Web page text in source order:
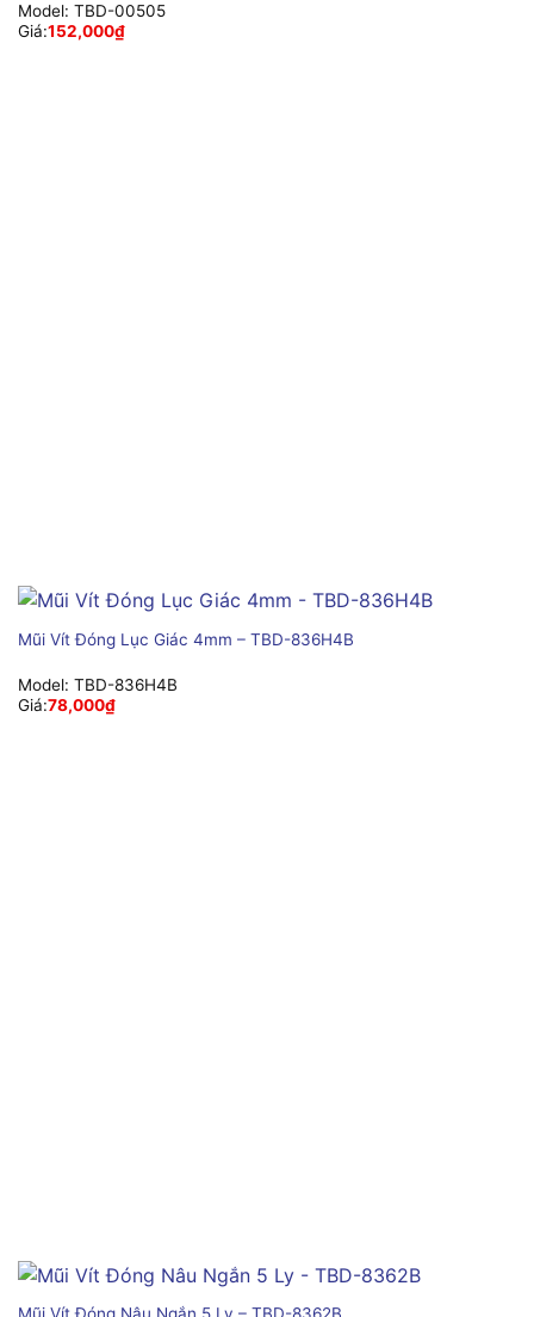
Model: TBD-00505
Giá:152,000₫
Mũi Vít Đóng Lục Giác 4mm – TBD-836H4B
Model: TBD-836H4B
Giá:78,000₫